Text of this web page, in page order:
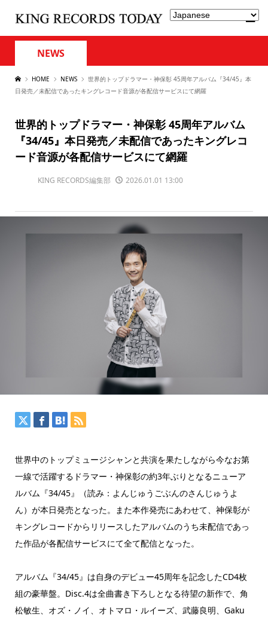
NEWS
HOME NEWS
世界的トップドラマー・神保彰 45周年アルバム『34/45』本
日発売／未配信であったキングレコード音源が各配信サービスにて網羅
世界的トップドラマー・神保彰 45周年アルバム
『34/45』本日発売／未配信であったキングレコ
ード音源が各配信サービスにて網羅
KING RECORDS編集部 2026.01.01 13:00
世界中のトップミュージシャンと共演を果たしながら今なお第
一線で活躍するドラマー・神保彰の約3年ぶりとなるニューア
ルバム『34/45』（読み：よんじゅうごぶんのさんじゅうよ
ん）が本日発売となった。また本作発売にあわせて、神保彰が
キングレコードからリリースしたアルバムのうち未配信であっ
た作品が各配信サービスにて全て配信となった。
アルバム『34/45』は自身のデビュー45周年を記念したCD4枚
組の豪華盤。Disc.4は全曲書き下ろしとなる待望の新作で、角
松敏生、オズ・ノイ、オトマロ・ルイーズ、武藤良明、Gaku